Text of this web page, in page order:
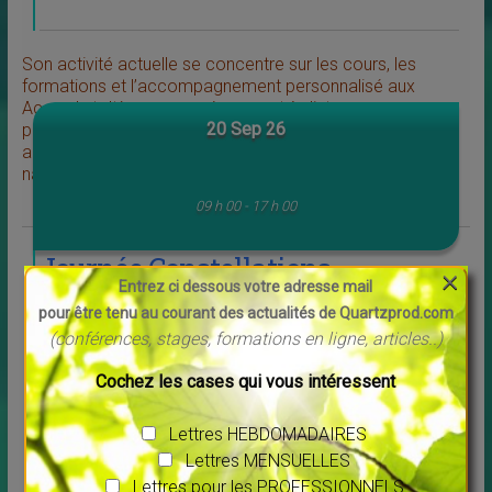
Son activité actuelle se concentre sur les cours, les
formations et l’accompagnement personnalisé aux
Accords toltèques en présence et à distance, pour
particuliers, professionnels et jeune public ainsi que des
accompagnements aux accords par la marche dans la
nature.
20 Sep 26
09 h 00 - 17 h 00
Journée Constellations
Biodynamiques
Entrez ci dessous votre adresse mail
pour être tenu au courant des actualités de Quartzprod.com
(conférences, stages, formations en ligne, articles..)
Cochez les cases qui vous intéressent
Lettres HEBDOMADAIRES
Lettres MENSUELLES
Lettres pour les PROFESSIONNELS
×